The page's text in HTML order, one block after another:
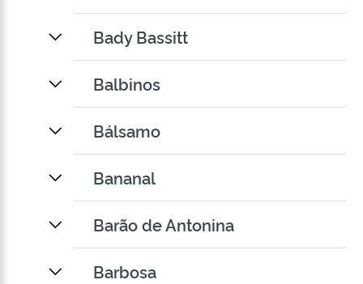
Bady Bassitt
Balbinos
Bálsamo
Bananal
Barão de Antonina
Barbosa